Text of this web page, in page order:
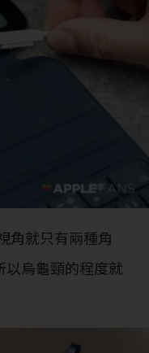
角就只有兩種角
以烏龜頸的程度就